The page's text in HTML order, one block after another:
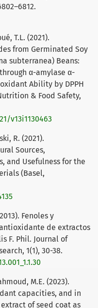
T.L. (2021).
from Germinated Soy
subterranea) Beans:
α-amylase α-
Ability by DPPH
& Food Safety,
v13i1130463
R. (2021).
Sources,
and Usefulness for the
(Basel,
Fenoles y
de extractos
F. Phil. Journal of
1(1), 30-38.
M.E. (2023).
capacities, and in
of seed coat as